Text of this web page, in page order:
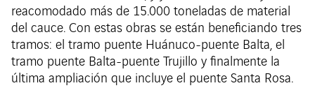
reacomodado más de 15.000 toneladas de material
del cauce. Con estas obras se están beneficiando tres
tramos: el tramo puente Huánuco-puente Balta, el
tramo puente Balta-puente Trujillo y finalmente la
última ampliación que incluye el puente Santa Rosa.